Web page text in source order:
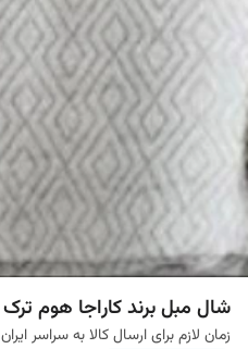
شال مبل برند کاراجا هوم ترک 310x180 سانتی متر (طوسی)
زمان لازم برای ارسال کالا به سراسر ایران